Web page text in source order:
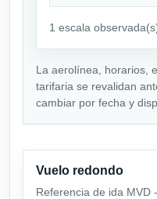
1 escala
La aerolínea, horarios,
tarifaria se revalidan
cambiar por fecha y
Vuelo redondo
Referencia de ida MVD